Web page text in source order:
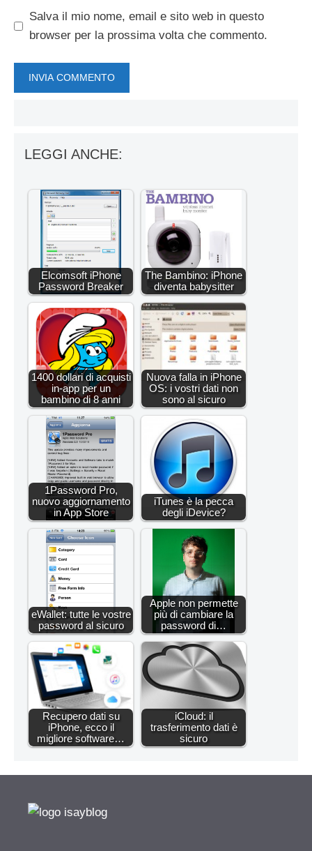
Salva il mio nome, email e sito web in questo
browser per la prossima volta che commento.
LEGGI ANCHE:
Elcomsoft iPhone
Password Breaker
The Bambino: iPhone
diventa babysitter
1400 dollari di acquisti
in-app per un
bambino di 8 anni
Nuova falla in iPhone
OS: i vostri dati non
sono al sicuro
1Password Pro,
nuovo aggiornamento
in App Store
iTunes è la pecca
degli iDevice?
eWallet: tutte le vostre
password al sicuro
Apple non permette
più di cambiare la
password di…
Recupero dati su
iPhone, ecco il
migliore software…
iCloud: il
trasferimento dati è
sicuro